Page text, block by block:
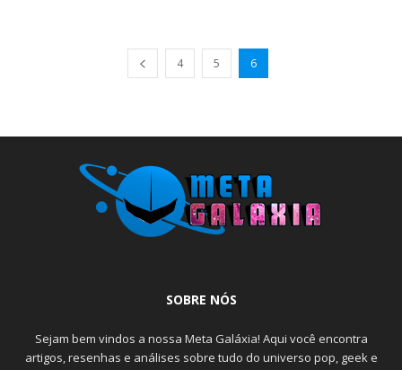
4 5 6
SOBRE NÓS
Sejam bem vindos a nossa Meta Galáxia! Aqui você encontra
artigos, resenhas e análises sobre tudo do universo pop, geek e